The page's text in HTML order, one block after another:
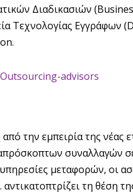
Διαδικασιών
Τεχνολογίας Εγγράφων
την εμπειρία της νέας
συναλλαγών
μεταφορών, οι
τη θέση